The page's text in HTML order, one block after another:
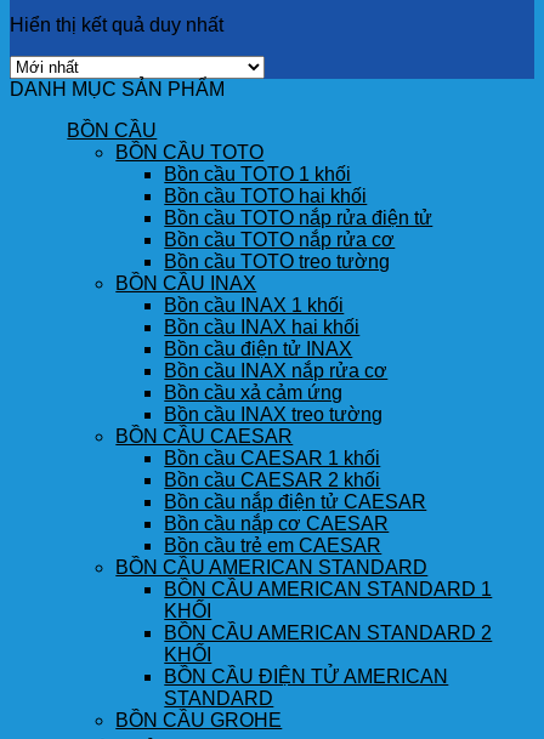
Hiển thị kết quả duy nhất
DANH MỤC SẢN PHẨM
BỒN CẦU
BỒN CẦU TOTO
Bồn cầu TOTO 1 khối
Bồn cầu TOTO hai khối
Bồn cầu TOTO nắp rửa điện tử
Bồn cầu TOTO nắp rửa cơ
Bồn cầu TOTO treo tường
BỒN CẦU INAX
Bồn cầu INAX 1 khối
Bồn cầu INAX hai khối
Bồn cầu điện tử INAX
Bồn cầu INAX nắp rửa cơ
Bồn cầu xả cảm ứng
Bồn cầu INAX treo tường
BỒN CẦU CAESAR
Bồn cầu CAESAR 1 khối
Bồn cầu CAESAR 2 khối
Bồn cầu nắp điện tử CAESAR
Bồn cầu nắp cơ CAESAR
Bồn cầu trẻ em CAESAR
BỒN CẦU AMERICAN STANDARD
BỒN CẦU AMERICAN STANDARD 1
KHỐI
BỒN CẦU AMERICAN STANDARD 2
KHỐI
BỒN CẦU ĐIỆN TỬ AMERICAN
STANDARD
BỒN CẦU GROHE